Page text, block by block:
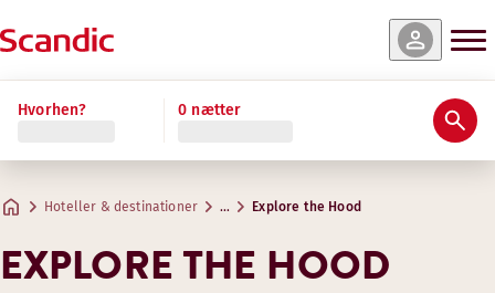
Hvorhen? 0 nætter
Hoteller & destinationer … Explore the Hood
EXPLORE THE HOOD